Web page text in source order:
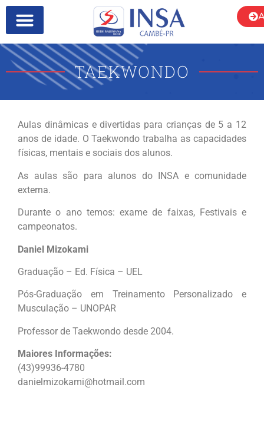
TAEKWONDO
Aulas dinâmicas e divertidas para crianças de 5 a 12
anos de idade. O Taekwondo trabalha as capacidades
físicas, mentais e sociais dos alunos.
As aulas são para alunos do INSA e comunidade
externa.
Durante o ano temos: exame de faixas, Festivais e
campeonatos.
Daniel Mizokami
Graduação – Ed. Física – UEL
Pós-Graduação em Treinamento Personalizado e
Musculação – UNOPAR
Professor de Taekwondo desde 2004.
Maiores Informações:
(43)99936-4780
danielmizokami@hotmail.com